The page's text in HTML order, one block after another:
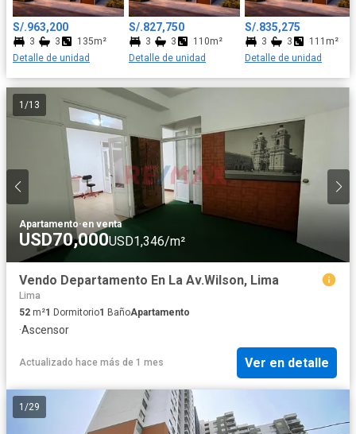
S/.963,200
3 3
135m²
Detalle de unidad
S/.827,750
3 3
110m²
Detalle de unidad
S/.835,275
3 3
111m²
Detalle de unidad
1 /13
Apartamento·en venta
USD70,000USD1,346/m²
Vendo Departamento En La Av.Wilson, Lima
Lima
52 m²1 Dormitorio1 BañoApartamento
·Ascensor
Actualizado hace más de 1 mes Ver en detalle
1 /29